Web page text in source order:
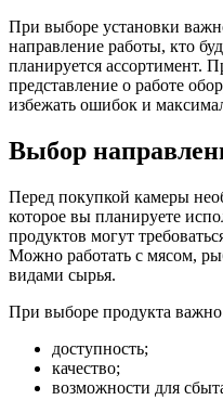
При выборе установки
направление работы, кто
планируется ассортимент.
представление о работе
избежать ошибок и
Выбор
Перед покупкой камеры
которое вы планируете
продуктов могут
Можно работать с мясом,
видами сырья.
При выборе продукта
доступность;
качество;
возможности для